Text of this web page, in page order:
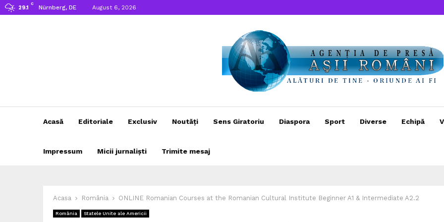
29.1
C
Nürnberg, DE August 6, 2026
Acasă Editoriale Exclusiv Noutăți Sens Giratoriu Diaspora Sport Diverse Echipă
Impressum Micii jurnaliști Trimite mesaj
Acasa România ONLINE Romanian Courses at the Romanian Cultural Institute Beginner A1 & Intermediate A2.2
România Statele Unite ale Americii